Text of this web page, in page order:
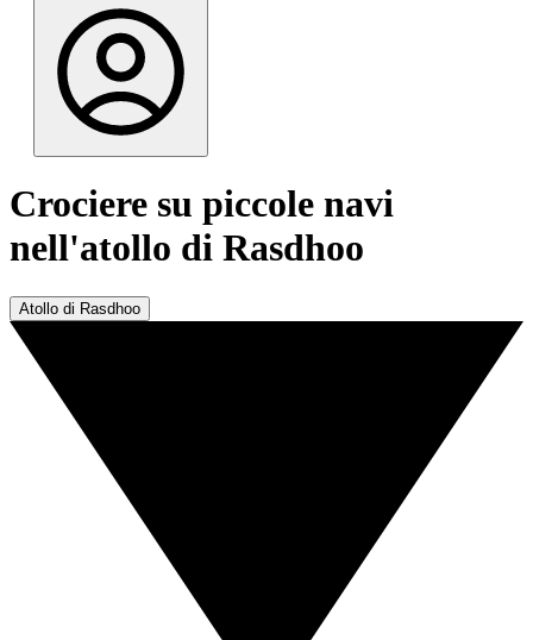
Crociere su piccole navi
nell'atollo di Rasdhoo
Atollo di Rasdhoo